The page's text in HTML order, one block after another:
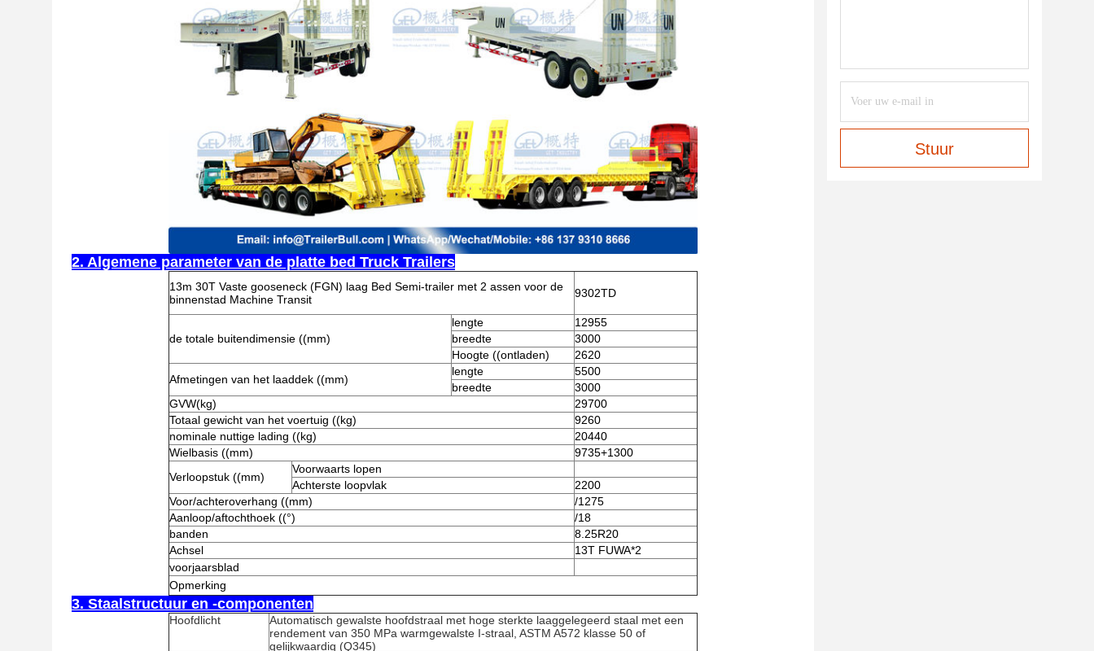
2. Algemene parameter van de platte bed Truck Trailers
13m 30T Vaste gooseneck (FGN) laag Bed Semi-trailer met 2 assen voor de
binnenstad Machine Transit
9302TD
de totale buitendimensie ((mm)
lengte
12955
breedte
3000
Hoogte ((ontladen)
2620
Afmetingen van het laaddek ((mm)
lengte
5500
breedte
3000
GVW(kg)
29700
Totaal gewicht van het voertuig ((kg)
9260
nominale nuttige lading ((kg)
20440
Wielbasis ((mm)
9735+1300
Verloopstuk ((mm)
Voorwaarts lopen
Achterste loopvlak
2200
Voor/achteroverhang ((mm)
/1275
Aanloop/aftochthoek ((°)
/18
banden
8.25R20
Achsel
13T FUWA*2
voorjaarsblad
Opmerking
3. Staalstructuur en -componenten
Hoofdlicht
Automatisch gewalste hoofdstraal met hoge sterkte laaggelegeerd staal met een
rendement van 350 MPa warmgewalste I-straal, ASTM A572 klasse 50 of
gelijkwaardig (Q345)
Stuur